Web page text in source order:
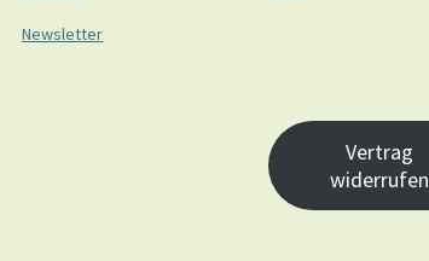
Newsletter
Vertrag
widerrufen